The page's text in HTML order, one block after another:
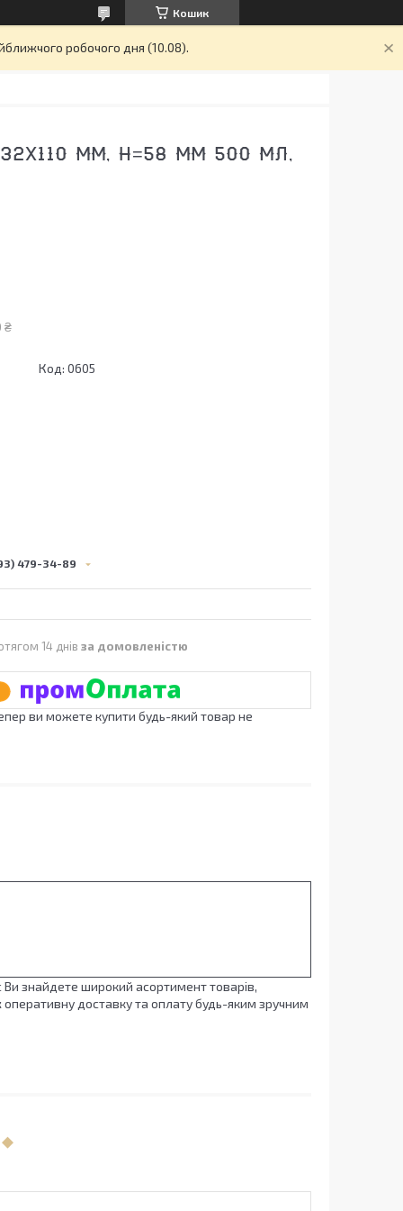
Кошик
робочого дня (10.08).
ММ, H=58 ММ 500 МЛ,
₴
Код: 0605
479-34-89
14 днів за домовленістю
ви можете купити будь-який товар не
Ви знайдете широкий асортимент товарів,
оперативну доставку та оплату будь-яким зручним